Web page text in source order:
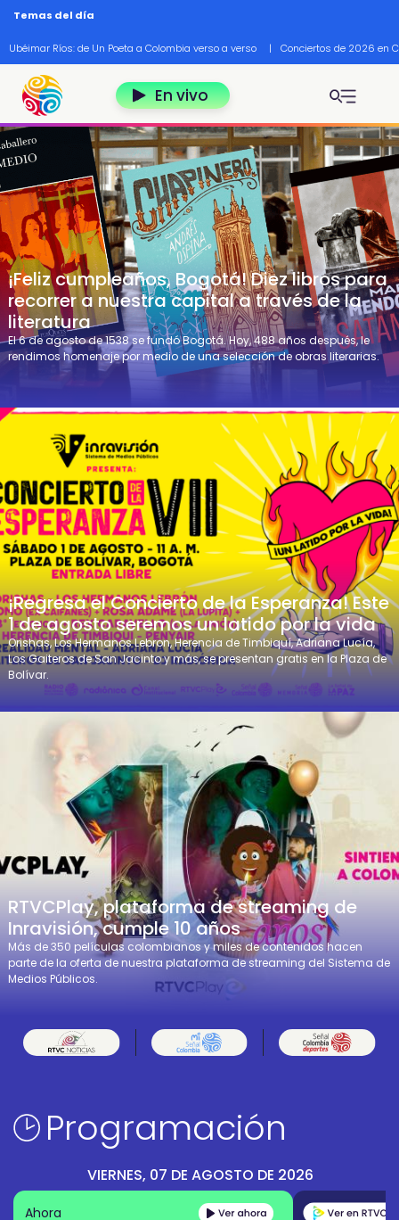
Pasar al contenido principal
Temas del día
Ubéimar Ríos: de Un Poeta a Colombia verso a verso | Conciertos de 2026 en
En vivo
¡Feliz cumpleaños, Bogotá! Diez libros para
recorrer a nuestra capital a través de la
literatura
El 6 de agosto de 1538 se fundó Bogotá. Hoy, 488 años después, le
rendimos homenaje por medio de una selección de obras literarias.
¡Regresa el Concierto de la Esperanza! Este
1 de agosto seremos un latido por la vida
Orishas, Los Hermanos Lebron, Herencia de Timbiquí, Adriana Lucía,
Los Gaiteros de San Jacinto y más, se presentan gratis en la Plaza de
Bolívar.
RTVCPlay, plataforma de streaming de
Inravisión, cumple 10 años
Más de 350 películas colombianos y miles de contenidos hacen
parte de la oferta de nuestra plataforma de streaming del Sistema de
Medios Públicos.
Programación
VIERNES, 07 DE AGOSTO DE 2026
Ahora